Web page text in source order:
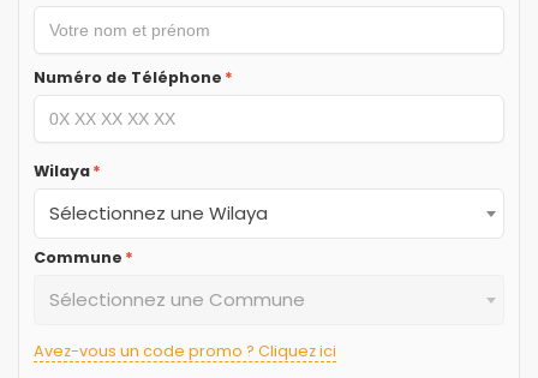
Numéro de Téléphone *
Wilaya*
Sélectionnez une Wilaya
Commune *
Sélectionnez une Commune
Avez-vous un code promo ? Cliquez ici